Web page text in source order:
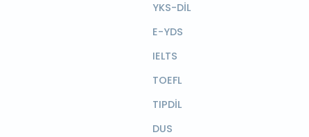
YKS-DİL
E-YDS
IELTS
TOEFL
TIPDİL
DUS